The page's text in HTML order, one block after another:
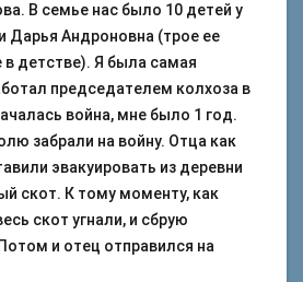
В семье нас было 10 детей у
Дарья Андроновна (трое ее
детстве). Я была самая
председателем колхоза в
война, мне было 1 год.
забрали на войну. Отца как
эвакуировать из деревни
скот. К тому моменту, как
скот угнали, и сбрую
и отец отправился на